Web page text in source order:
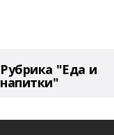
Рубрика "Еда и
напитки"